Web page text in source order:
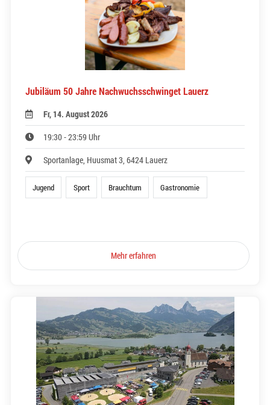
Jubiläum 50 Jahre Nachwuchsschwinget Lauerz
Fr, 14. August 2026
19:30 - 23:59 Uhr
Sportanlage, Huusmat 3, 6424 Lauerz
Jugend Sport Brauchtum Gastronomie
Mehr erfahren